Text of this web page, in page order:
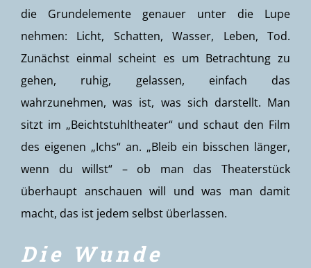
die Grundelemente genauer unter die Lupe
nehmen: Licht, Schatten, Wasser, Leben, Tod.
Zunächst einmal scheint es um Betrachtung zu
gehen, ruhig, gelassen, einfach das
wahrzunehmen, was ist, was sich darstellt. Man
sitzt im „Beichtstuhltheater“ und schaut den Film
des eigenen „Ichs“ an. „Bleib ein bisschen länger,
wenn du willst“ – ob man das Theaterstück
überhaupt anschauen will und was man damit
macht, das ist jedem selbst überlassen.
Die Wunde